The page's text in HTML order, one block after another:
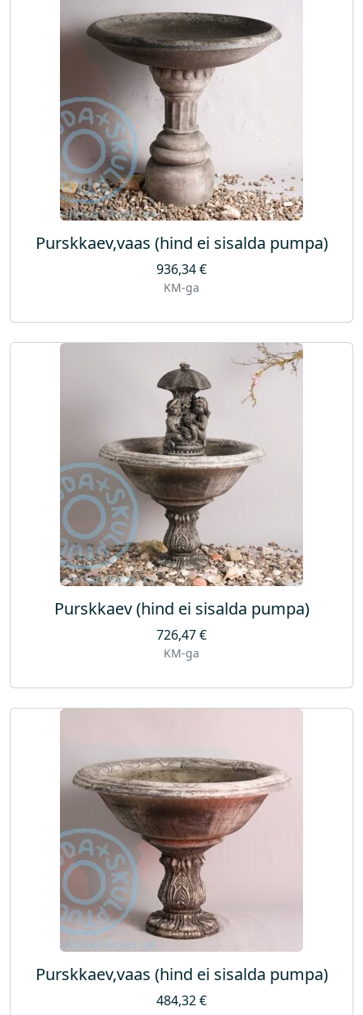
Purskkaev,vaas (hind ei sisalda pumpa)
936,34€
KM-ga
Purskkaev (hind ei sisalda pumpa)
726,47€
KM-ga
Purskkaev,vaas (hind ei sisalda pumpa)
484,32€